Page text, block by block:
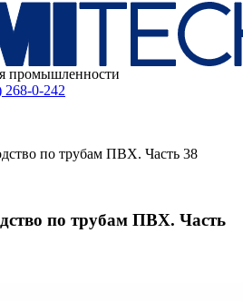
промышленности
268-0-242
по трубам ПВХ. Часть 38
по трубам ПВХ. Часть